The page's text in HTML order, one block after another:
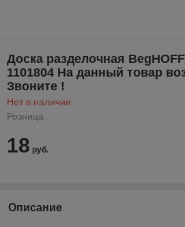
Доска разделочная
1101804 На данный товар
Звоните !
Нет в наличии
Розница
18 руб.
Описание